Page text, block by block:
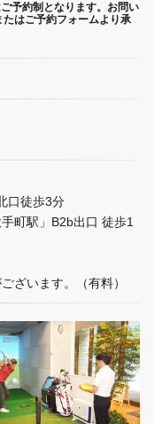
予約制となります。 お問い
はご予約フォームより承
口徒歩3分
町駅」B2b出口 徒歩1
ざいます。（有料）